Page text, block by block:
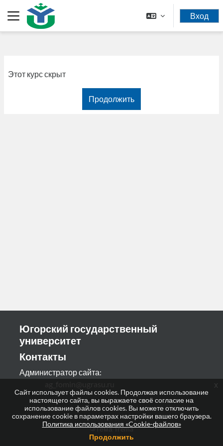
Перейти к основному содержанию
Сайт использует файлы cookies. Продолжая использование
настоящего сайта, вы выражаете своё согласие на
использование файлов cookies. Вы можете отключить
сохранение cookie в параметрах настройки вашего браузера.
Политика использования «Cookie-файлов»
Продолжить
x
Боковая панель
Вход
Этот курс скрыт
Продолжить
Югорский государственный
университет
Контакты
Администратор сайта:
©Тема Trema